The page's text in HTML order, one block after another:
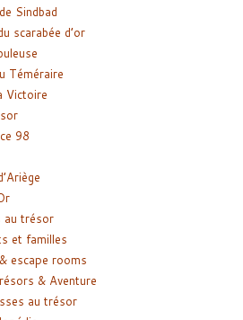
Sindbad
scarabée d’or
Téméraire
Victoire
98
au trésor
et familles
escape rooms
& Aventure
au trésor